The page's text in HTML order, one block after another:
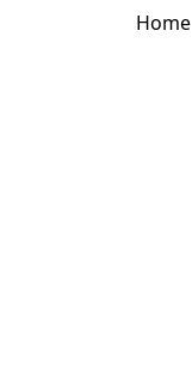
Home